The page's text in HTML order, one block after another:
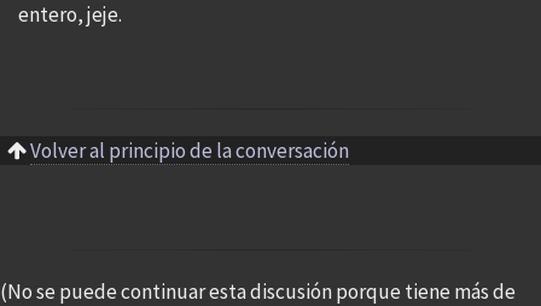
entero, jeje.
Volver al principio de la conversación
(No se puede continuar esta discusión porque tiene más de